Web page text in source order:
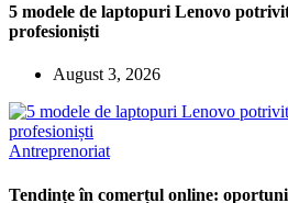
5 modele de laptopuri Lenovo
profesioniști
August 3, 2026
Antreprenoriat
Tendințe în comerțul online: